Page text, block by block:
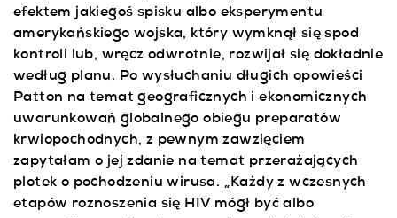
efektem jakiegoś spisku albo eksperymentu
amerykańskiego wojska, który wymknął się spod
kontroli lub, wręcz odwrotnie, rozwijał się dokładnie
według planu. Po wysłuchaniu długich opowieści
Patton na temat geograficznych i ekonomicznych
uwarunkowań globalnego obiegu preparatów
krwiopochodnych, z pewnym zawzięciem
zapytałam o jej zdanie na temat przerażających
plotek o pochodzeniu wirusa. „Każdy z wczesnych
etapów roznoszenia się HIV mógł być albo